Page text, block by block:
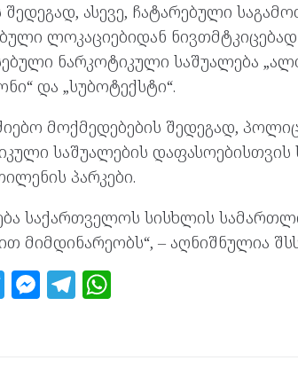
შედეგად, ასევე, ჩატარებული
ლოკაციებიდან
ნარკოტიკული საშუალება
და „სუბოტექსტი“.
მოქმედებების შედეგად,
საშუალების
პარკები.
საქართველოს სისხლის
მიმდინარეობს“, – აღნიშნულია
T M T